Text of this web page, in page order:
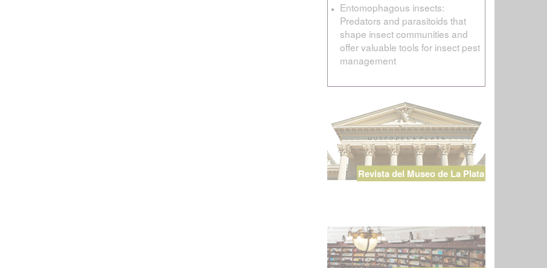
Entomophagous insects:
Predators and parasitoids that
shape insect communities and
offer valuable tools for insect pest
management
Revista del Museo de La Plata